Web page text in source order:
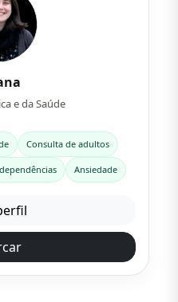
e da Saúde
Consulta de adultos
Ansiedade